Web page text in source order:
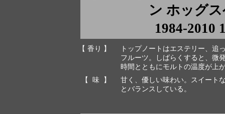
ン ホッグス
1984-2010
【 香り 】
トップノートはエステリー、追
フルーツ。しばらくすると、微
時間とともにモルトの温度が上
【 味 】
甘く、優しい味わい。スイート
とバランスしている。